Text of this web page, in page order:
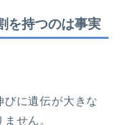
を持つのは事実
に遺伝が大きな
せん。